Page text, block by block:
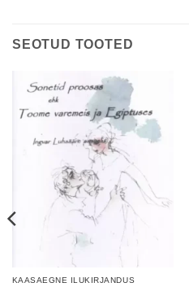
SEOTUD TOOTED
KAASAEGNE ILUKIRJANDUS